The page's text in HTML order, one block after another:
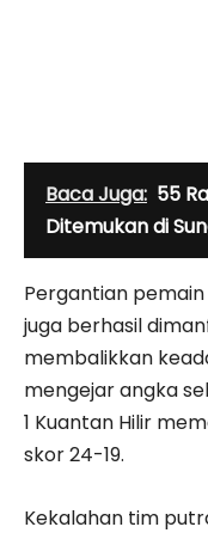
Baca Juga: 55
Ditemukan di
Pergantian pemain
juga berhasil
membalikkan
mengejar angka
1 Kuantan Hilir
skor 24-19.
Kekalahan tim